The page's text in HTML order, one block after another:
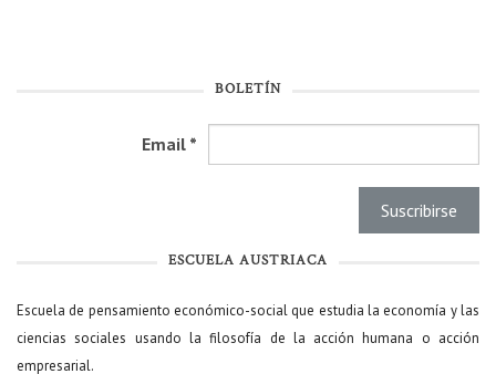
BOLETÍN
Email *
ESCUELA AUSTRIACA
Escuela de pensamiento económico-social que estudia la economía y las
ciencias sociales usando la filosofía de la acción humana o acción
empresarial.